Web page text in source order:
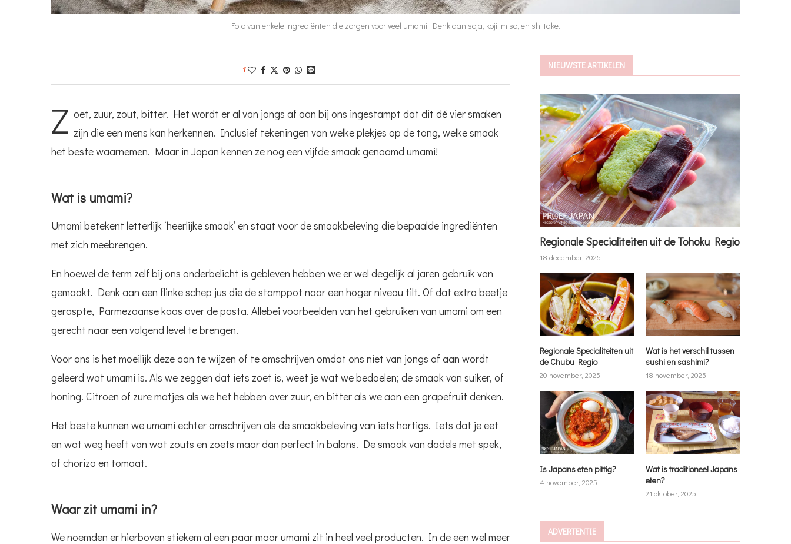
Foto van enkele ingrediënten die zorgen voor veel umami. Denk aan soja, koji, miso, en shiitake.
1
Z oet, zuur, zout, bitter. Het wordt er al van jongs af aan bij ons ingestampt dat dit dé vier smaken
zijn die een mens kan herkennen. Inclusief tekeningen van welke plekjes op de tong, welke smaak
het beste waarnemen. Maar in Japan kennen ze nog een vijfde smaak genaamd umami!
Wat is umami?
Umami betekent letterlijk ‘heerlijke smaak’ en staat voor de smaakbeleving die bepaalde ingrediënten
met zich meebrengen.
En hoewel de term zelf bij ons onderbelicht is gebleven hebben we er wel degelijk al jaren gebruik van
gemaakt. Denk aan een flinke schep jus die de stamppot naar een hoger niveau tilt. Of dat extra beetje
geraspte, Parmezaanse kaas over de pasta. Allebei voorbeelden van het gebruiken van umami om een
gerecht naar een volgend level te brengen.
Voor ons is het moeilijk deze aan te wijzen of te omschrijven omdat ons niet van jongs af aan wordt
geleerd wat umami is. Als we zeggen dat iets zoet is, weet je wat we bedoelen; de smaak van suiker, of
honing. Citroen of zure matjes als we het hebben over zuur, en bitter als we aan een grapefruit denken.
Het beste kunnen we umami echter omschrijven als de smaakbeleving van iets hartigs. Iets dat je eet
en wat weg heeft van wat zouts en zoets maar dan perfect in balans. De smaak van dadels met spek,
of chorizo en tomaat.
Waar zit umami in?
We noemden er hierboven stiekem al een paar maar umami zit in heel veel producten. In de een wel meer
NIEUWSTE ARTIKELEN
Regionale Specialiteiten uit de Tohoku Regio
18 december, 2025
Regionale Specialiteiten uit
de Chubu Regio
20 november, 2025
Wat is het verschil tussen
sushi en sashimi?
18 november, 2025
Is Japans eten pittig?
4 november, 2025
Wat is traditioneel Japans
eten?
21 oktober, 2025
ADVERTENTIE